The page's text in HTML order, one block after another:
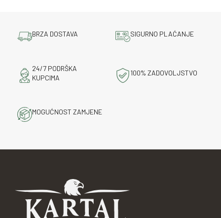
BRZA DOSTAVA SIGURNO PLAĆANJE
24/7 PODRŠKA
KUPCIMA
100% ZADOVOLJSTVO
MOGUĆNOST ZAMJENE